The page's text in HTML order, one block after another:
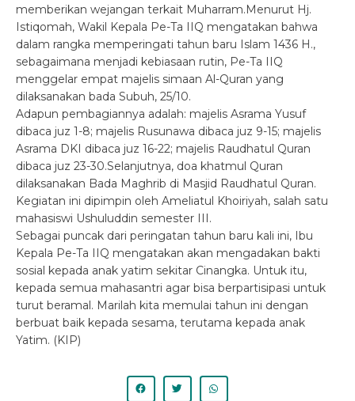
memberikan wejangan terkait Muharram.Menurut Hj.
Istiqomah, Wakil Kepala Pe-Ta IIQ mengatakan bahwa
dalam rangka memperingati tahun baru Islam 1436 H.,
sebagaimana menjadi kebiasaan rutin, Pe-Ta IIQ
menggelar empat majelis simaan Al-Quran yang
dilaksanakan bada Subuh, 25/10.
Adapun pembagiannya adalah: majelis Asrama Yusuf
dibaca juz 1-8; majelis Rusunawa dibaca juz 9-15; majelis
Asrama DKI dibaca juz 16-22; majelis Raudhatul Quran
dibaca juz 23-30.Selanjutnya, doa khatmul Quran
dilaksanakan Bada Maghrib di Masjid Raudhatul Quran.
Kegiatan ini dipimpin oleh Ameliatul Khoiriyah, salah satu
mahasiswi Ushuluddin semester III.
Sebagai puncak dari peringatan tahun baru kali ini, Ibu
Kepala Pe-Ta IIQ mengatakan akan mengadakan bakti
sosial kepada anak yatim sekitar Cinangka. Untuk itu,
kepada semua mahasantri agar bisa berpartisipasi untuk
turut beramal. Marilah kita memulai tahun ini dengan
berbuat baik kepada sesama, terutama kepada anak
Yatim. (KIP)